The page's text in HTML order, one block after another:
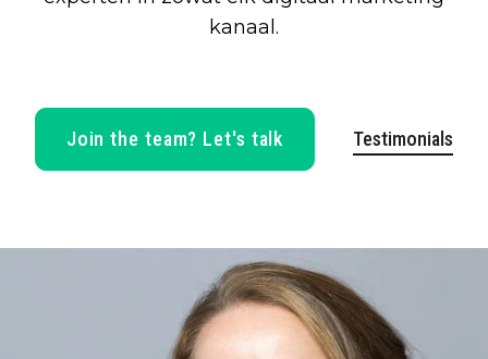
kanaal.
Join the team? Let's talk Testimonials